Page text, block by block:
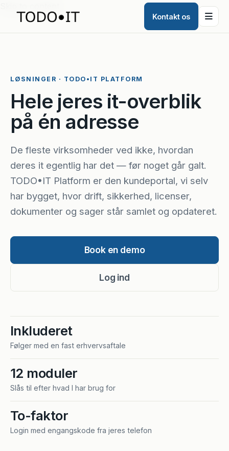
Kontakt os
LØSNINGER · TODO•IT PLATFORM
Hele jeres it-overblik
på én adresse
De fleste virksomheder ved ikke, hvordan
deres it egentlig har det — før noget går galt.
TODO•IT Platform er den kundeportal, vi selv
har bygget, hvor drift, sikkerhed, licenser,
dokumenter og sager står samlet og opdateret.
Book en demo
Log ind
Inkluderet
Følger med en fast erhvervsaftale
12 moduler
Slås til efter hvad I har brug for
To-faktor
Login med engangskode fra jeres telefon